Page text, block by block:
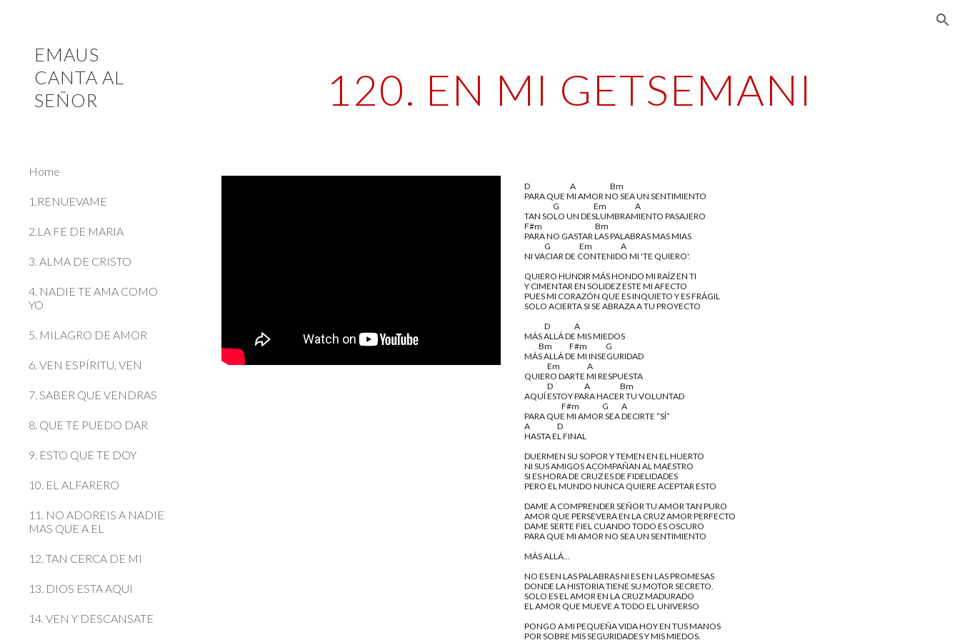
EMAUS
CANTA AL
SEÑOR
Home
1.RENUEVAME
2.LA FE DE MARIA
3. ALMA DE CRISTO
4. NADIE TE AMA COMO
YO
5. MILAGRO DE AMOR
6. VEN ESPÍRITU, VEN
7. SABER QUE VENDRAS
8. QUE TE PUEDO DAR
9. ESTO QUE TE DOY
10. EL ALFARERO
11. NO ADOREIS A NADIE
MAS QUE A EL
12. TAN CERCA DE MI
13. DIOS ESTA AQUI
14. VEN Y DESCANSATE
120. EN MI GETSEMANI
D                            A                        Bm
PARA QUE MI AMOR NO SEA UN SENTIMIENTO
                    G                        Em                    A
TAN SOLO UN DESLUMBRAMIENTO PASAJERO
F#m                                     Bm
PARA NO GASTAR LAS PALABRAS MAS MIAS
              G                    Em                    A
NI VACIAR DE CONTENIDO MI 'TE QUIERO'.
QUIERO HUNDIR MÁS HONDO MI RAÍZ EN TI
Y CIMENTAR EN SOLIDEZ ESTE MI AFECTO
PUES MI CORAZÓN QUE ES INQUIETO Y ES FRÁGIL
SOLO ACIERTA SI SE ABRAZA A TU PROYECTO
              D                 A
MÁS ALLÁ DE MIS MIEDOS
          Bm            F#m             G
MÁS ALLÁ DE MI INSEGURIDAD
                Em                   A
QUIERO DARTE MI RESPUESTA
                D                      A                     Bm
AQUÍ ESTOY PARA HACER TU VOLUNTAD
                          F#m                G         A
PARA QUE MI AMOR SEA DECIRTE “SÍ”
A                   D
HASTA EL FINAL
DUERMEN SU SOPOR Y TEMEN EN EL HUERTO
NI SUS AMIGOS ACOMPAÑAN AL MAESTRO
SI ES HORA DE CRUZ ES DE FIDELIDADES
PERO EL MUNDO NUNCA QUIERE ACEPTAR ESTO
DAME A COMPRENDER SEÑOR TU AMOR TAN PURO
AMOR QUE PERSEVERA EN LA CRUZ AMOR PERFECTO
DAME SERTE FIEL CUANDO TODO ES OSCURO
PARA QUE MI AMOR NO SEA UN SENTIMIENTO
MÁS ALLÁ...
NO ES EN LAS PALABRAS NI ES EN LAS PROMESAS
DONDE LA HISTORIA TIENE SU MOTOR SECRETO.
SOLO ES EL AMOR EN LA CRUZ MADURADO
EL AMOR QUE MUEVE A TODO EL UNIVERSO
PONGO A MI PEQUEÑA VIDA HOY EN TUS MANOS
POR SOBRE MIS SEGURIDADES Y MIS MIEDOS.